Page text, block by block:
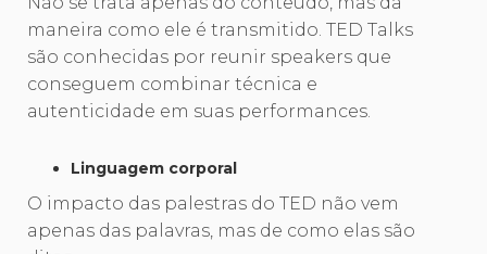
maneira como ele é transmitido. TED Talks
são conhecidas por reunir speakers que
conseguem combinar técnica e
autenticidade em suas performances.
Linguagem corporal
O impacto das palestras do TED não vem
apenas das palavras, mas de como elas são